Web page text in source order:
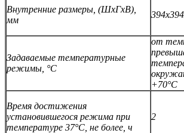
Внутренние размеры, (ШхГхВ),
мм
Задаваемые температурные
режимы, °С
от
+70°С
Время достижения
установившегося режима при
температуре 37°С, не более, ч
2